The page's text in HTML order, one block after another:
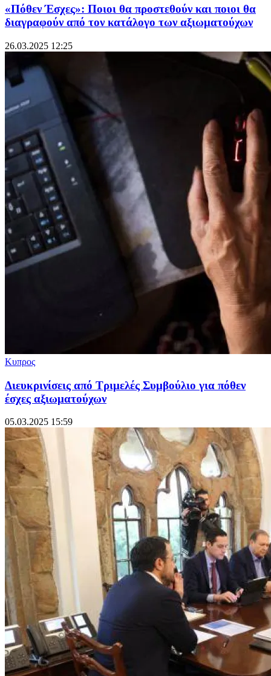
«Πόθεν Έσχες»: Ποιοι θα προστεθούν και ποιοι θα
διαγραφούν από τον κατάλογο των αξιωματούχων
26.03.2025 12:25
Κυπρος
Διευκρινίσεις από Τριμελές Συμβούλιο για πόθεν
έσχες αξιωματούχων
05.03.2025 15:59